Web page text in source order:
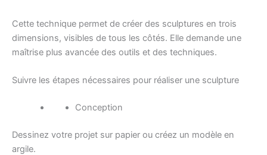
Cette technique permet de créer des sculptures en trois
dimensions, visibles de tous les côtés. Elle demande une
maîtrise plus avancée des outils et des techniques.
Suivre les étapes nécessaires pour réaliser une sculpture
Conception
Dessinez votre projet sur papier ou créez un modèle en
argile.